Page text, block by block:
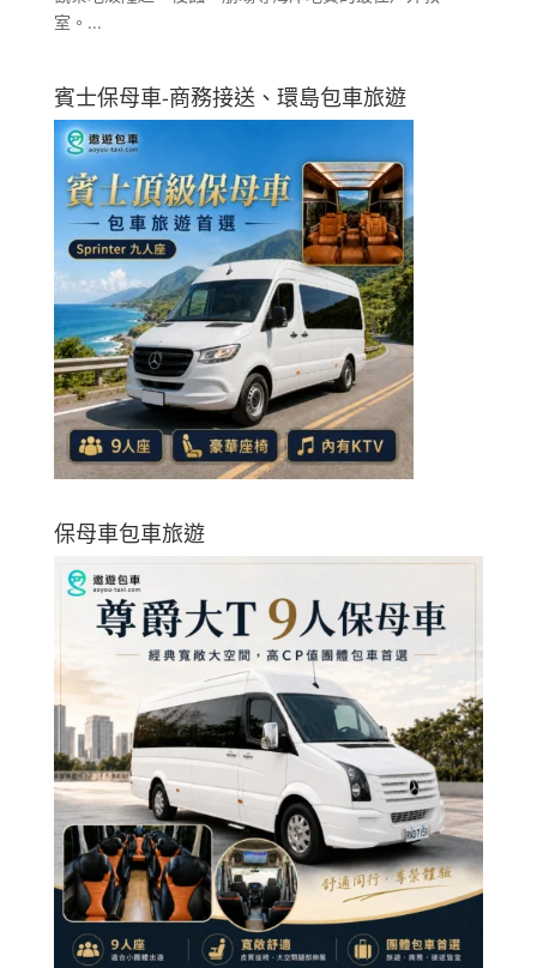
室。...
賓士保母車-商務接送、環島包車旅遊
保母車包車旅遊